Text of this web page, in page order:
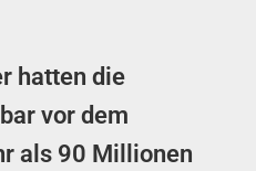
hatten die
vor dem
als 90 Millionen